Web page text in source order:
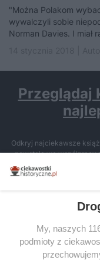
"Można Polakom
wywalczyli sobie
Norman Davies. I miał
Przeglądaj
Odkryj najciekawsze
powstała we
miłośników literatury w
tytułów
SERWIS
My, naszych
podmioty z